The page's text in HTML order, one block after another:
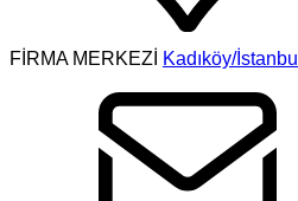
FİRMA MERKEZİ Kadıköy/İstanbul